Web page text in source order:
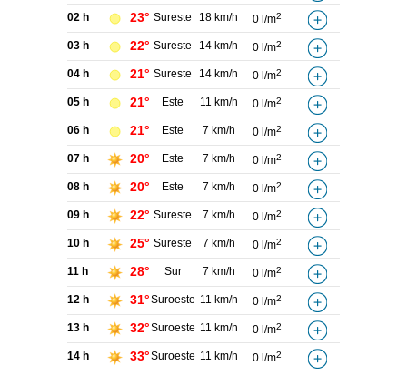
02 h 23° Sureste 18 km/h 0 l/m2
03 h 22° Sureste 14 km/h 0 l/m2
04 h 21° Sureste 14 km/h 0 l/m2
05 h 21° Este 11 km/h 0 l/m2
06 h 21° Este 7 km/h 0 l/m2
07 h 20° Este 7 km/h 0 l/m2
08 h 20° Este 7 km/h 0 l/m2
09 h 22° Sureste 7 km/h 0 l/m2
10 h 25° Sureste 7 km/h 0 l/m2
11 h 28° Sur 7 km/h 0 l/m2
12 h 31°Suroeste 11 km/h 0 l/m2
13 h 32°Suroeste 11 km/h 0 l/m2
14 h 33°Suroeste 11 km/h 0 l/m2